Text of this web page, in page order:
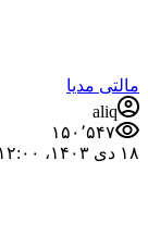
مالتی مدیا
aliq
۱۵۰٬۵۴۷
۱۸ دی ۱۴۰۳،‏ ۱۲:۰۰